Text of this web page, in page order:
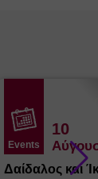
Events
10
Δαίδαλος και